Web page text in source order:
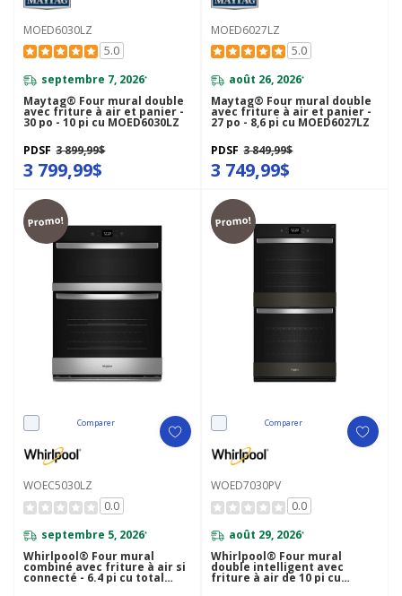
MOED6030LZ
5.0
septembre 7, 2026*
Maytag® Four mural double
avec friture à air et panier -
30 po - 10 pi cu MOED6030LZ
PDSF 3 899,99$
3 799,99$
MOED6027LZ
5.0
août 26, 2026*
Maytag® Four mural double
avec friture à air et panier -
27 po - 8,6 pi cu MOED6027LZ
PDSF 3 849,99$
3 749,99$
Promo!
Comparer
WOEC5030LZ
0.0
septembre 5, 2026*
Whirlpool® Four mural
combiné avec friture à air si
connecté - 6.4 pi cu total
Promo!
Comparer
WOED7030PV
0.0
août 29, 2026*
Whirlpool® Four mural
double intelligent avec
friture à air de 10 pi cu